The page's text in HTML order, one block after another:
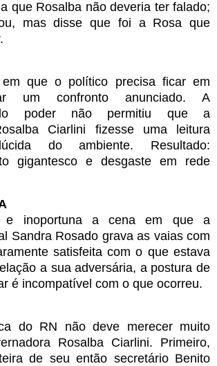
que Rosalba não deveria ter falado;
mas disse que foi a Rosa que
em que o político precisa ficar em
um confronto anunciado. A
do poder não permitiu que a
Ciarlini fizesse uma leitura
do ambiente. Resultado:
gigantesco e desgaste em rede
e inoportuna a cena em que a
Sandra Rosado grava as vaias com
satisfeita com o que estava
a sua adversária, a postura de
é incompatível com o que ocorreu.
do RN não deve merecer muito
Rosalba Ciarlini. Primeiro,
de seu então secretário Benito